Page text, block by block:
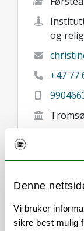
Denne
Vi bruker
sikre best mulig
og
+47 77
Tromsø
Om